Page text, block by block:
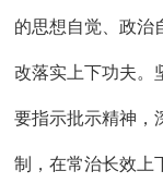
的思想自觉、政治
改落实上下功夫。
要指示批示精神，
制，在常治长效上